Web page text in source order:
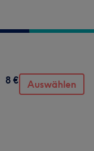
8 € Auswählen